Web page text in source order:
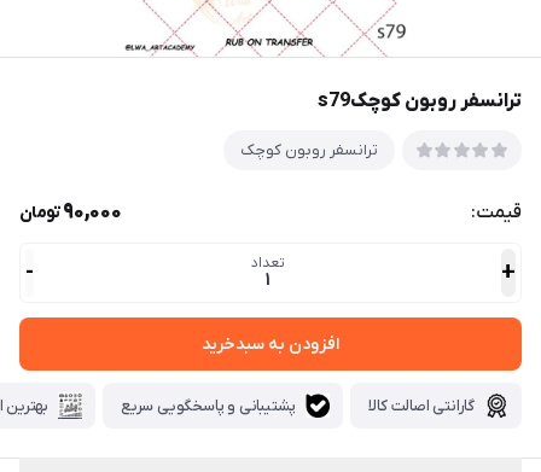
ترانسفر روبون کوچکs79
ترانسفر روبون کوچک
قیمت: 90,000تومان
+ تعداد
1
-
افزودن به سبدخرید
گارانتی اصالت کالا پشتیبانی و پاسخگویی سریع بهترین